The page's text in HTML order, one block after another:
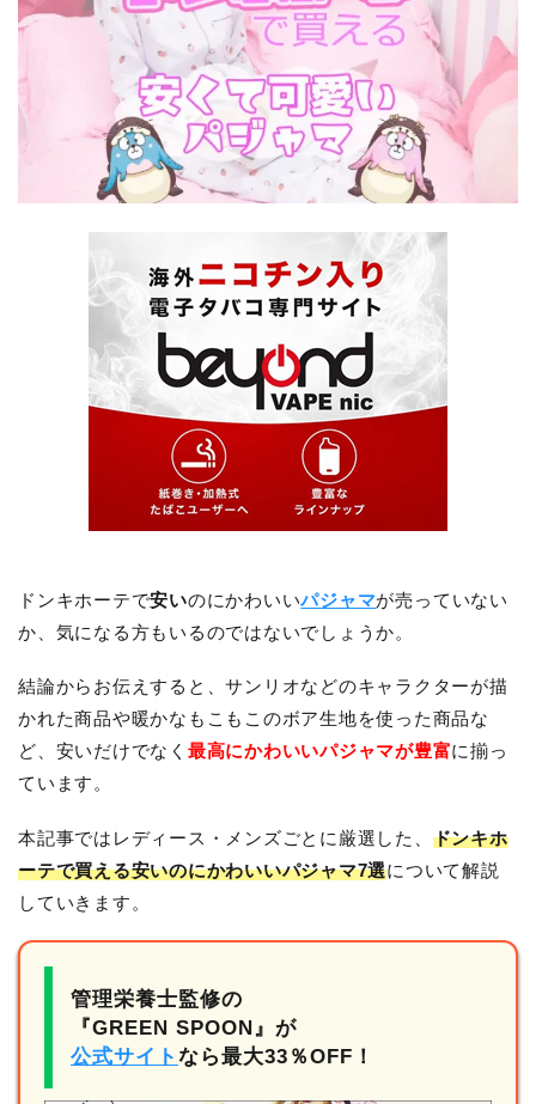
ドンキホーテで安いのにかわいいパジャマが売っていない
か、気になる方もいるのではないでしょうか。
結論からお伝えすると、サンリオなどのキャラクターが描
かれた商品や暖かなもこもこのボア生地を使った商品な
ど、安いだけでなく 最高にかわいいパジャマが豊富に揃っ
ています。
本記事ではレディース・メンズごとに厳選した、 ドンキホ
ーテで買える安いのにかわいいパジャマ7選について解説
していきます。
管理栄養士監修の
『GREEN SPOON』が
公式サイト なら最大33％OFF！